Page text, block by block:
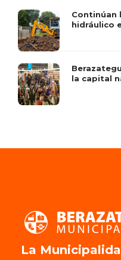
Continúan
hidráulico
la capital
La